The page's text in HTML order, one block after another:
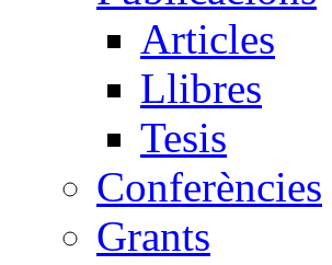
Articles
Llibres
Tesis
Conferències
Grants